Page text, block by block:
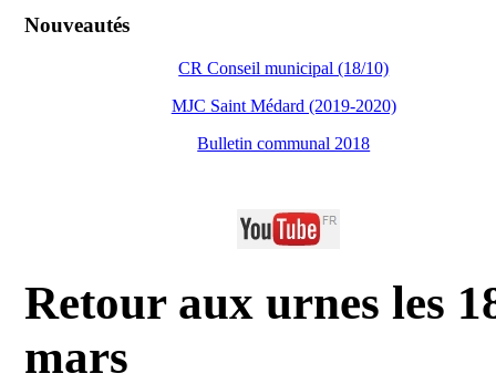
Nouveautés
CR Conseil municipal (18/10)
MJC Saint Médard (2019-2020)
Bulletin communal 2018
Retour aux urnes les
mars